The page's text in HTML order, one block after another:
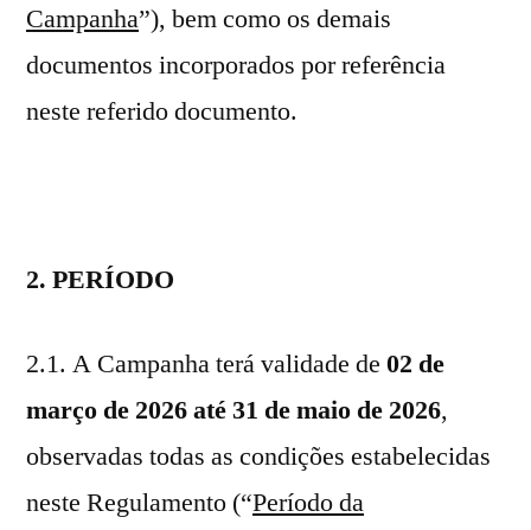
Campanha”), bem como os demais
documentos incorporados por referência
neste referido documento.
2. PERÍODO
2.1. A Campanha terá validade de 02 de
março de 2026 até 31 de maio de 2026,
observadas todas as condições estabelecidas
neste Regulamento (“Período da